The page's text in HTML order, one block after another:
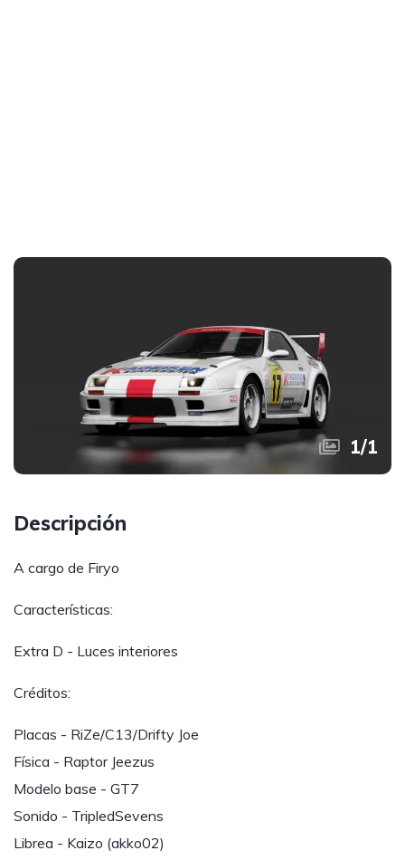
1/1
Descripción
A cargo de Firyo
Características:
Extra D - Luces interiores
Créditos:
Placas - RiZe/C13/Drifty Joe
Física - Raptor Jeezus
Modelo base - GT7
Sonido - TripledSevens
Librea - Kaizo (akko02)